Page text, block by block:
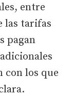
entre
las tarifas
pagan
con los que